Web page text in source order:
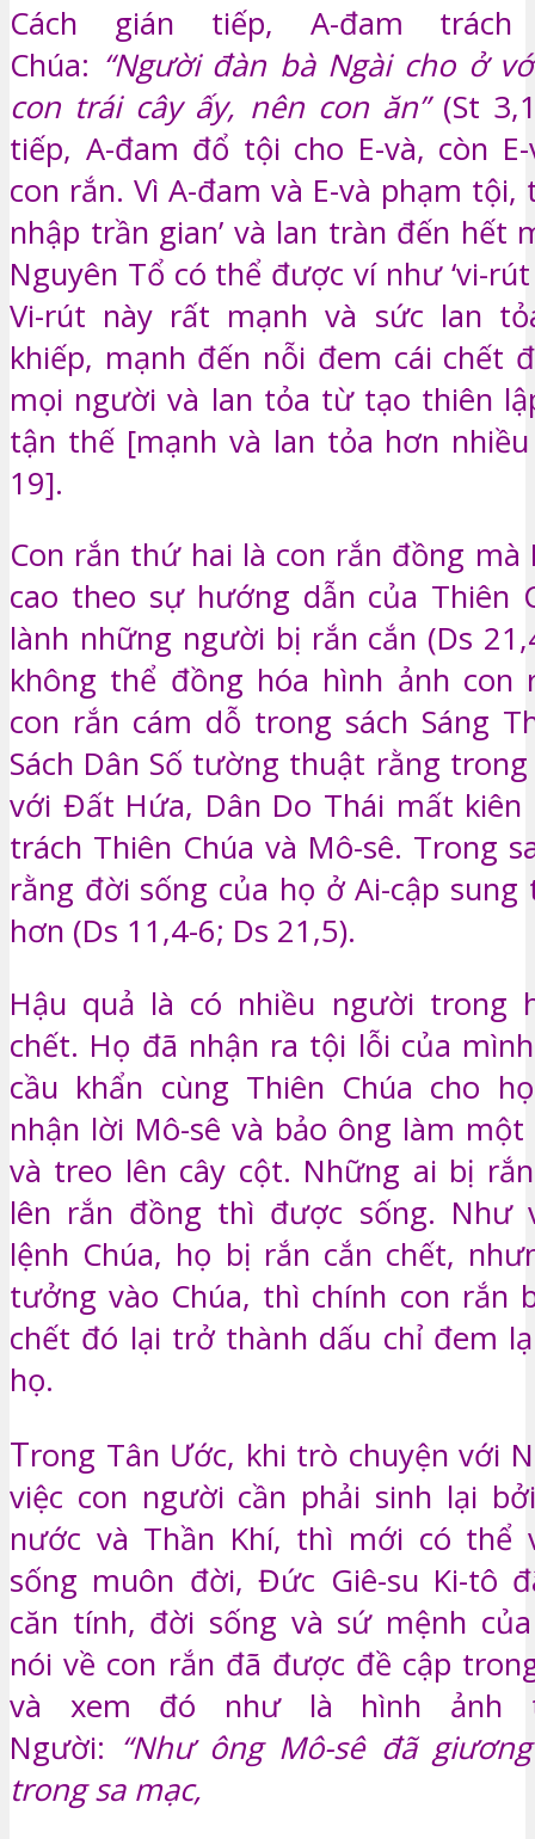
Cách gián tiếp, A-đam trách
Chúa: “Người đàn bà Ngài cho ở
con trái cây ấy, nên con ăn” (St
tiếp, A-đam đổ tội cho E-và, còn
con rắn. Vì A-đam và E-và phạm tội,
nhập trần gian’ và lan tràn đến hết
Nguyên Tổ có thể được ví như ‘vi-
Vi-rút này rất mạnh và sức lan
khiếp, mạnh đến nỗi đem cái chết
mọi người và lan tỏa từ tạo thiên
tận thế [mạnh và lan tỏa hơn
19].
Con rắn thứ hai là con rắn đồng mà
cao theo sự hướng dẫn của Thiên
lành những người bị rắn cắn (Ds
không thể đồng hóa hình ảnh con
con rắn cám dỗ trong sách Sáng
Sách Dân Số tường thuật rằng
với Đất Hứa, Dân Do Thái mất kiên
trách Thiên Chúa và Mô-sê. Trong
rằng đời sống của họ ở Ai-cập
hơn (Ds 11,4-6; Ds 21,5).
Hậu quả là có nhiều người trong
chết. Họ đã nhận ra tội lỗi của
cầu khẩn cùng Thiên Chúa cho
nhận lời Mô-sê và bảo ông làm
và treo lên cây cột. Những ai bị
lên rắn đồng thì được sống. Như
lệnh Chúa, họ bị rắn cắn chết,
tưởng vào Chúa, thì chính con rắn
chết đó lại trở thành dấu chỉ đem
họ.
Trong Tân Ước, khi trò chuyện với
việc con người cần phải sinh lại
nước và Thần Khí, thì mới có thể
sống muôn đời, Đức Giê-su Ki-tô
căn tính, đời sống và sứ mệnh
nói về con rắn đã được đề cập
và xem đó như là hình ảnh
Người: “Như ông Mô-sê đã
trong sa mạc,